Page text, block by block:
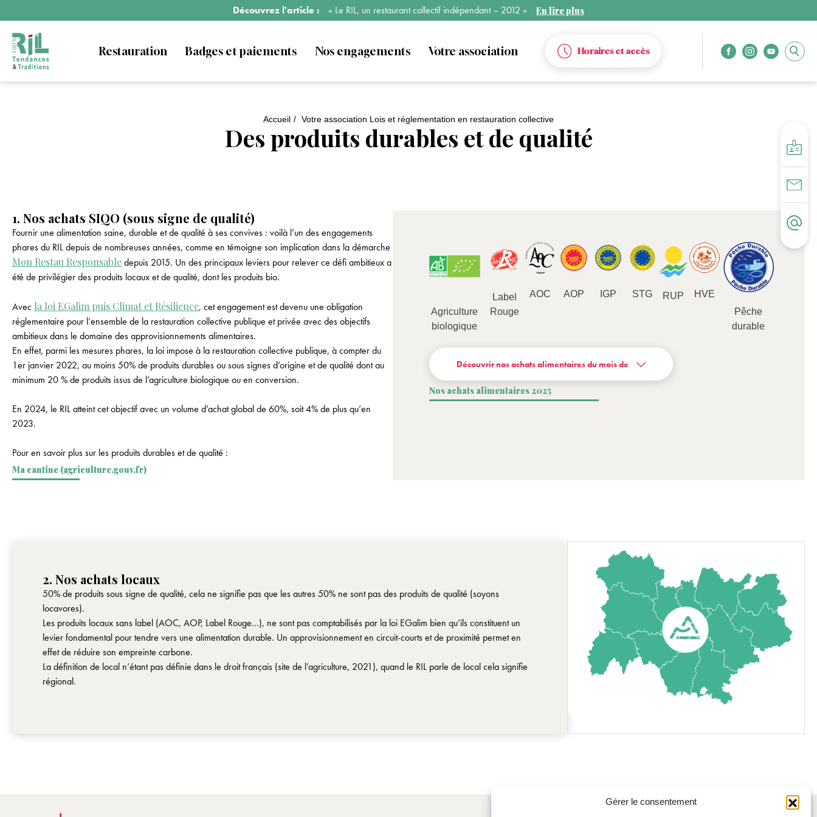
Gérer le consentement
Découvrez l'article : « Le RIL, un restaurant collectif indépendant – 2012 » En lire plus
Restauration Badges et paiements Nos engagements Votre association Horaires et accès
Accueil Votre association Lois et réglementation en restauration collective
Des produits durables et de qualité
1. Nos achats SIQO (sous signe de qualité)
Fournir une alimentation saine, durable et de qualité à ses convives : voilà l’un des engagements
phares du RIL depuis de nombreuses années, comme en témoigne son implication dans la démarche
Mon Restau Responsabledepuis 2015. Un des principaux leviers pour relever ce défi ambitieux a
été de privilégier des produits locaux et de qualité, dont les produits bio.
Avec la loi EGalim puis Climat et Résilience, cet engagement est devenu une obligation
réglementaire pour l’ensemble de la restauration collective publique et privée avec des objectifs
ambitieux dans le domaine des approvisionnements alimentaires.
En effet, parmi les mesures phares, la loi impose à la restauration collective publique, à compter du
1er janvier 2022, au moins 50% de produits durables ou sous signes d’origine et de qualité dont au
minimum 20 % de produits issus de l’agriculture biologique ou en conversion.
En 2024, le RIL atteint cet objectif avec un volume d’achat global de 60%, soit 4% de plus qu’en
2023.
Pour en savoir plus sur les produits durables et de qualité :
Ma cantine (agriculture.gouv.fr)
Agriculture
biologique
Label
Rouge
AOC AOP IGP STG RUP
HVE
Pêche
durable
Découvrir nos achats alimentaires du mois de
Nos achats alimentaires 2025
2. Nos achats locaux
50% de produits sous signe de qualité, cela ne signifie pas que les autres 50% ne sont pas des produits de qualité (soyons
locavores).
Les produits locaux sans label (AOC, AOP, Label Rouge…), ne sont pas comptabilisés par la loi EGalim bien qu’ils constituent un
levier fondamental pour tendre vers une alimentation durable. Un approvisionnement en circuit-courts et de proximité permet en
effet de réduire son empreinte carbone.
La définition de local n’étant pas définie dans le droit français (site de l’agriculture, 2021), quand le RIL parle de local cela signifie
régional.